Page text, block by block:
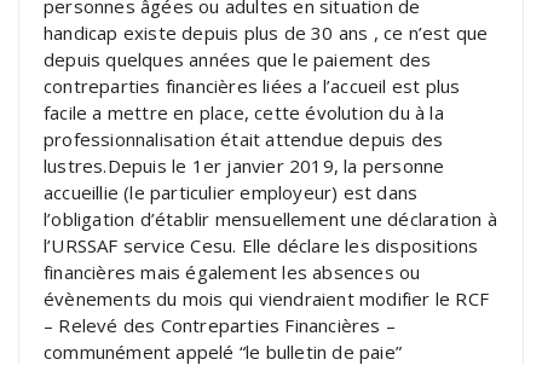
personnes âgées ou adultes en situation de
handicap existe depuis plus de 30 ans , ce n’est que
depuis quelques années que le paiement des
contreparties financières liées a l’accueil est plus
facile a mettre en place, cette évolution du à la
professionnalisation était attendue depuis des
lustres.Depuis le 1er janvier 2019, la personne
accueillie (le particulier employeur) est dans
l’obligation d’établir mensuellement une déclaration à
l’URSSAF service Cesu. Elle déclare les dispositions
financières mais également les absences ou
évènements du mois qui viendraient modifier le RCF
– Relevé des Contreparties Financières –
communément appelé “le bulletin de paie”